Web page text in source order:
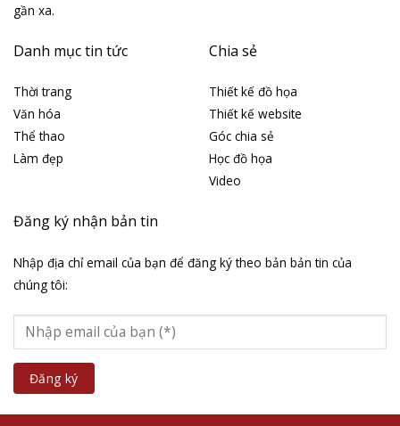
gần xa.
Danh mục tin tức
Thời trang
Văn hóa
Thể thao
Làm đẹp
Chia sẻ
Thiết kế đồ họa
Thiết kế website
Góc chia sẻ
Học đồ họa
Video
Đăng ký nhận bản tin
Nhập địa chỉ email của bạn để đăng ký theo bản bản tin của
chúng tôi: